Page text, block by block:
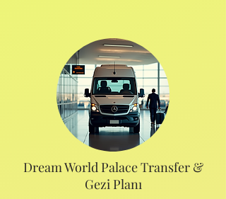
Dream World Palace Transfer &
Gezi Planı